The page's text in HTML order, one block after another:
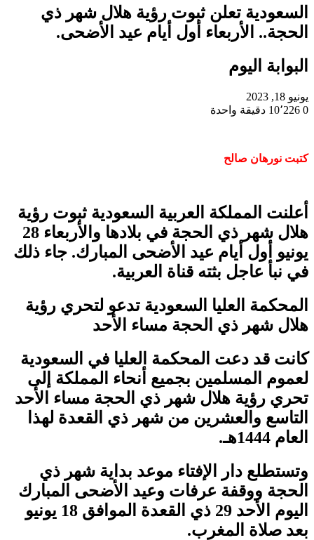
السعودية تعلن ثبوت رؤية هلال شهر ذي
الحجة.. الأربعاء أول أيام عيد الأضحى.
البوابة اليوم
يونيو 18, 2023
0
دقيقة واحدة
كتبت نورهان صالح
أعلنت المملكة العربية السعودية ثبوت رؤية
هلال شهر ذي الحجة في بلادها والأربعاء 28
يونيو أول أيام عيد الأضحى المبارك. جاء ذلك
في نبأ عاجل بثته قناة العربية.
المحكمة العليا السعودية تدعو لتحري رؤية
هلال شهر ذي الحجة مساء الأحد
كانت قد دعت المحكمة العليا في السعودية
لعموم المسلمين بجميع أنحاء المملكة إلى
تحري رؤية هلال شهر ذي الحجة مساء الأحد
التاسع والعشرين من شهر ذي القعدة لهذا
العام 1444هـ.
وتستطلع دار الإفتاء موعد بداية شهر ذي
الحجة ووقفة عرفات وعيد الأضحى المبارك
اليوم الأحد 29 ذي القعدة الموافق 18 يونيو
بعد صلاة المغرب.